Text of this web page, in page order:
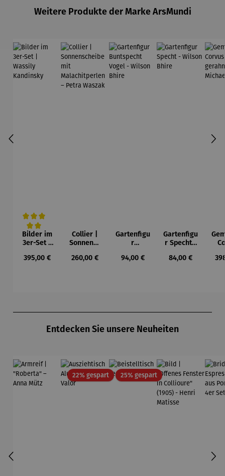
Weitere Produkte der Marke ArsMundi
Durchschnittliche Bewertung von 5 von 5 Sternen
Bilder im
3er-Set |
Kandinsky
Regulärer Preis:
395,00 €
Collier |
Sonnensc
Malachitp
Regulärer Preis:
260,00 €
Gartenfigu
r
t Vogel -
Regulärer Preis:
94,00 €
Gartenfigu
r Specht -
Bhire
Regulärer Preis:
84,00 €
Entdecken Sie unsere Neuheiten
22% gespartRabatt25% gespartRabatt